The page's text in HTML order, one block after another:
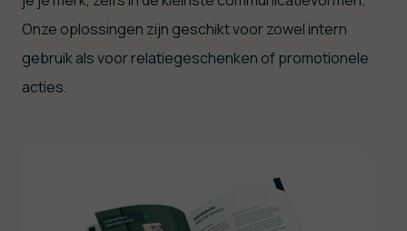
Onze oplossingen zijn geschikt voor zowel intern
gebruik als voor relatiegeschenken of promotionele
acties.